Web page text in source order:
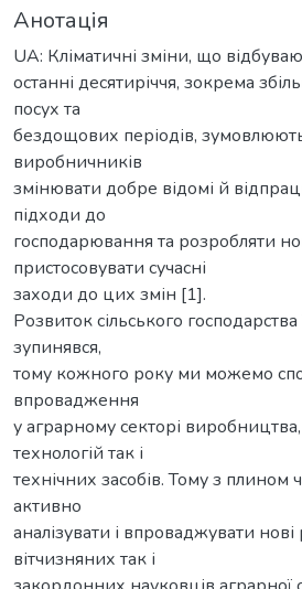
Анотація
UA: Кліматичні зміни, що
останні десятиріччя, зокрема
посух та
бездощових періодів,
виробничників
змінювати добре відомі й
підходи до
господарювання та розробляти
пристосовувати сучасні
заходи до цих змін [1].
Розвиток сільського
зупинявся,
тому кожного року ми можемо
впровадження
у аграрному секторі
технологій так і
технічних засобів. Тому з плином
активно
аналізувати і впроваджувати
вітчизняних так і